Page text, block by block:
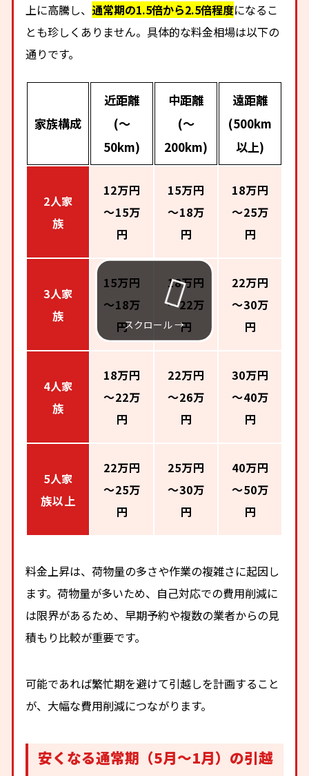
上に高騰し、通常期の1.5倍から2.5倍程度になるこ
とも珍しくありません。具体的な料金相場は以下の
通りです。
家族構成
近距離
(～
50km)
中距離
(～
200km)
遠距離
(500km
以上)
2人家
族
12万円
～15万
円
15万円
～18万
円
18万円
～25万
円
3人家
族
15万円
～18万
円
18万円
～22万
円
22万円
～30万
円
4人家
族
18万円
～22万
円
22万円
～26万
円
30万円
～40万
円
5人家
族以上
22万円
～25万
円
25万円
～30万
円
40万円
～50万
円
料金上昇は、荷物量の多さや作業の複雑さに起因し
ます。荷物量が多いため、自己対応での費用削減に
は限界があるため、早期予約や複数の業者からの見
積もり比較が重要です。
可能であれば繁忙期を避けて引越しを計画すること
が、大幅な費用削減につながります。
安くなる通常期（5月～1月）の引越